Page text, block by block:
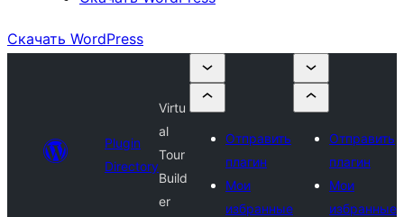
Скачать WordPress
Plugin
Directory
Virtu
al
Tour
Build
er
Отправить
плагин
Мои
избранные
Отправить
плагин
Мои
избранные